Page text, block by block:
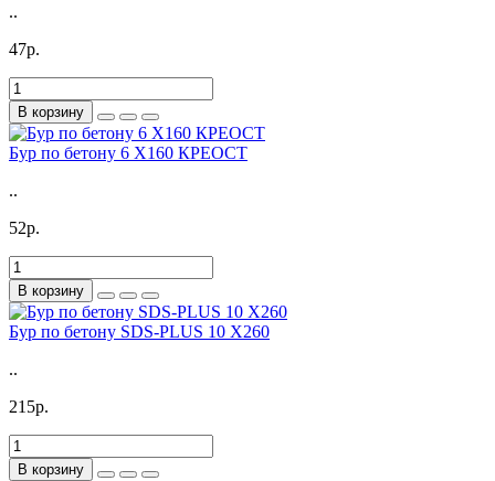
..
47р.
В корзину
Бур по бетону 6 X160 КРЕОСТ
..
52р.
В корзину
Бур по бетону SDS-PLUS 10 X260
..
215р.
В корзину